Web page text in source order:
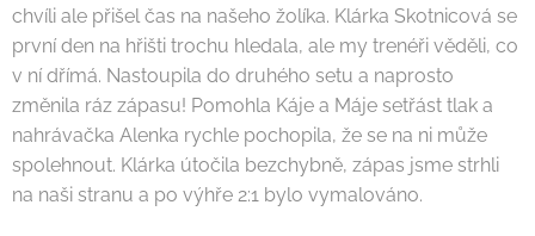
chvíli ale přišel čas na našeho žolíka. Klárka Skotnicová se
první den na hřišti trochu hledala, ale my trenéři věděli, co
v ní dřímá. Nastoupila do druhého setu a naprosto
změnila ráz zápasu! Pomohla Káje a Máje setřást tlak a
nahrávačka Alenka rychle pochopila, že se na ni může
spolehnout. Klárka útočila bezchybně, zápas jsme strhli
na naši stranu a po výhře 2:1 bylo vymalováno.